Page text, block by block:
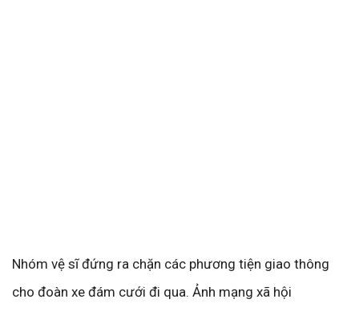
Nhóm vệ sĩ đứng ra chặn các phương tiện giao thông
cho đoàn xe đám cưới đi qua. Ảnh mạng xã hội